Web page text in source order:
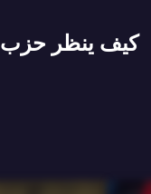
كيف ينظر حزب Denk للقادمين الجدد؟